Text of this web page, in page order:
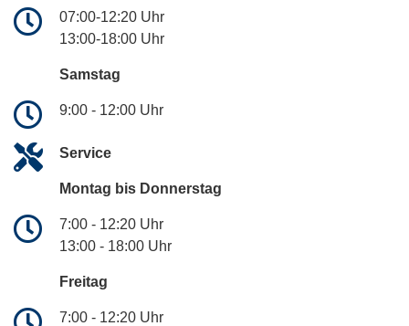
07:00-12:20 Uhr
13:00-18:00 Uhr
Samstag
9:00 - 12:00 Uhr
Service
Montag bis Donnerstag
7:00 - 12:20 Uhr
13:00 - 18:00 Uhr
Freitag
7:00 - 12:20 Uhr